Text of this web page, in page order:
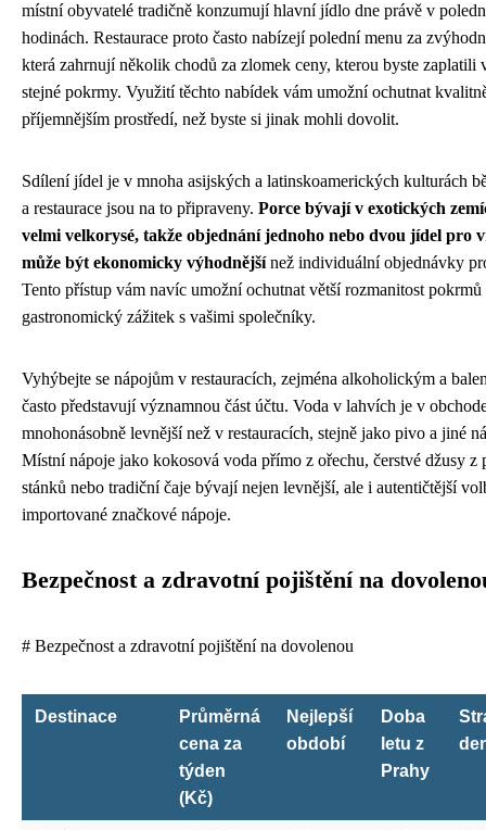
místní obyvatelé tradičně konzumují hlavní jídlo dne právě v
hodinách. Restaurace proto často nabízejí polední menu za
která zahrnují několik chodů za zlomek ceny, kterou byste zaplatili
stejné pokrmy. Využití těchto nabídek vám umožní ochutnat
příjemnějším prostředí, než byste si jinak mohli dovolit.
Sdílení jídel je v mnoha asijských a latinskoamerických kulturách
a restaurace jsou na to připraveny. Porce bývají v exotických
velmi velkorysé, takže objednání jednoho nebo dvou jídel pro
může být ekonomicky výhodnějšínež individuální objednávky
Tento přístup vám navíc umožní ochutnat větší rozmanitost pokrmů
gastronomický zážitek s vašimi společníky.
Vyhýbejte se nápojům v restauracích, zejména alkoholickým a
často představují významnou část účtu. Voda v lahvích je v
mnohonásobně levnější než v restauracích, stejně jako pivo a jiné
Místní nápoje jako kokosová voda přímo z ořechu, čerstvé džusy z
stánků nebo tradiční čaje bývají nejen levnější, ale i autentičtější
importované značkové nápoje.
Bezpečnost a zdravotní pojištění na
# Bezpečnost a zdravotní pojištění na dovolenou
Destinace
Průměrná
cena za
týden
(Kč)
Nejlepší
období
Doba
letu z
Prahy